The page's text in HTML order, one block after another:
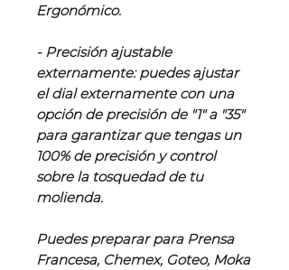
Ergonómico.
- Precisión ajustable
externamente: puedes ajustar
el dial externamente con una
opción de precisión de "1" a "35"
para garantizar que tengas un
100% de precisión y control
sobre la tosquedad de tu
molienda.
Puedes preparar para Prensa
Francesa, Chemex, Goteo, Moka